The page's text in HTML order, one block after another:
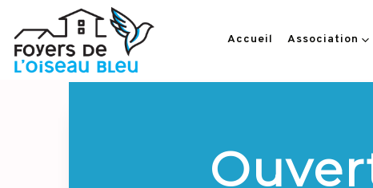
Accueil Association